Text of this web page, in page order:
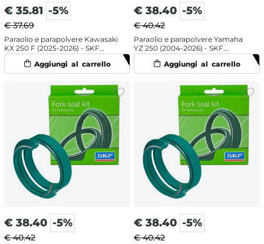
€ 35.81 -5%
€ 37.69
Paraolio e parapolvere Kawasaki
KX 250 F (2025-2026) - SKF
labbro doppio
€ 38.40 -5%
€ 40.42
Paraolio e parapolvere Yamaha
YZ 250 (2004-2026) - SKF
doppia mescola
€ 38.40 -5%
€ 40.42
€ 38.40 -5%
€ 40.42